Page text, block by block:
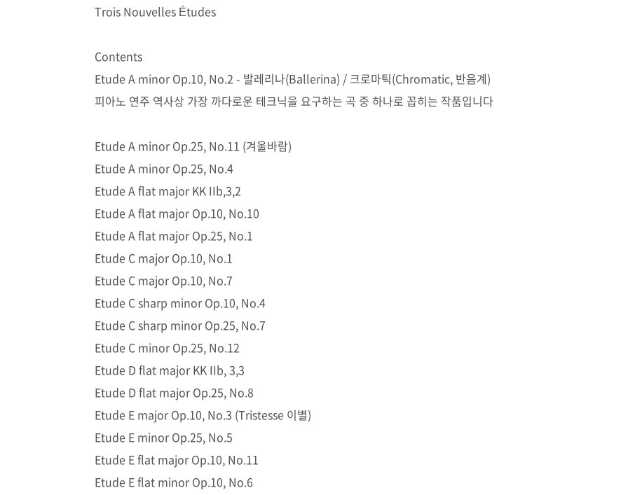
Trois Nouvelles Études
Contents
Etude A minor Op.10, No.2 - 발레리나(Ballerina) / 크로마틱(Chromatic, 반음계)
피아노 연주 역사상 가장 까다로운 테크닉을 요구하는 곡 중 하나로 꼽히는 작품입니다
Etude A minor Op.25, No.11 (겨울바람)
Etude A minor Op.25, No.4
Etude A flat major KK IIb,3,2
Etude A flat major Op.10, No.10
Etude A flat major Op.25, No.1
Etude C major Op.10, No.1
Etude C major Op.10, No.7
Etude C sharp minor Op.10, No.4
Etude C sharp minor Op.25, No.7
Etude C minor Op.25, No.12
Etude D flat major KK IIb, 3,3
Etude D flat major Op.25, No.8
Etude E major Op.10, No.3 (Tristesse 이별)
Etude E minor Op.25, No.5
Etude E flat major Op.10, No.11
Etude E flat minor Op.10, No.6